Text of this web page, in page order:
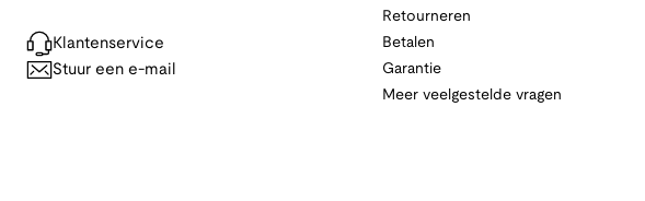
Klantenservice
Stuur een e-mail
Retourneren
Betalen
Garantie
Meer veelgestelde vragen